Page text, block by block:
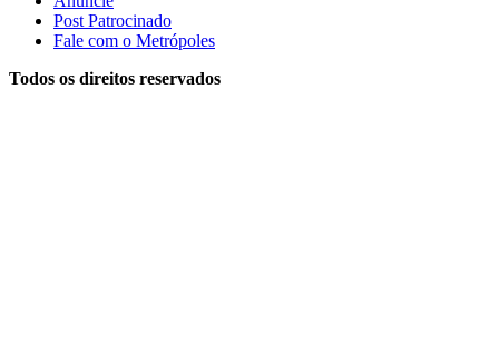
Post Patrocinado
Fale com o Metrópoles
Todos os direitos reservados